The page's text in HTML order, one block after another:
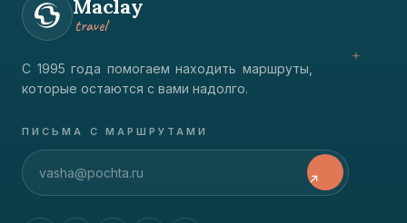
Maclay
travel
С 1995 года помогаем находить маршруты,
которые остаются с вами надолго.
ПИСЬМА С МАРШРУТАМИ